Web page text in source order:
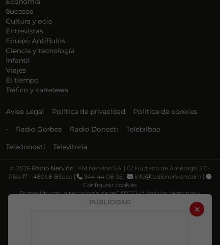
PUBLICIDAD
Sucesos
Cultura y ocio
Entrevistas
Equipo AntiBulos
Ciencia y tecnología
Infantil
Viajes
El tiempo
Tráfico y carreteras
Aviso Legal Política de privacidad Política de cookies
• Radio Gorbea Radio Donosti Telebilbao
Teledonosti Televitoria
© 2026 Radio Nervión | FM Nervión S.A. | C/ Hurtado de Amézaga, 27 -
Piso 17 - 48008 Bilbao |
944 44 08 05 | info
radionervion.com |
Configurar cookies
Protegido con la tecnología de reCAPTCHA bajo los términos y
Política de privacidad Términos de servicio